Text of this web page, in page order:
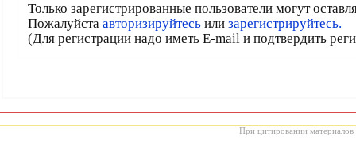
Только зарегистрированные пользователи могут
Пожалуйста авторизируйтесьили зарегистрируйтесь.
(Для регистрации надо иметь E-mail и подтвердить
При цитировании материалов